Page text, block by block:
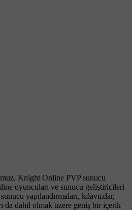
Knight Online PVP sunucu
oyuncuları ve sunucu geliştiricileri
yapılandırmaları, kılavuzlar,
da dahil olmak üzere geniş bir içerik